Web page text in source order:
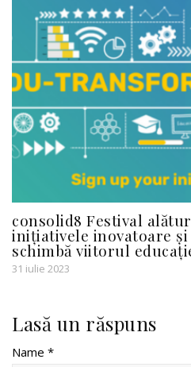
consolid8 Festival
inițiativele inovatoare
schimbă viitorul
31 iulie 2023
Lasă un răspuns
Name *